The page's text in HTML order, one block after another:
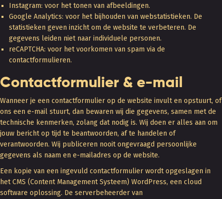
Instagram: voor het tonen van afbeeldingen.
Google Analytics: voor het bijhouden van webstatistieken. De
statistieken geven inzicht om de website te verbeteren. De
gegevens leiden niet naar individuele personen.
reCAPTCHA: voor het voorkomen van spam via de
contactformulieren.
Contactformulier & e-mail
Wanneer je een contactformulier op de website invult en opstuurt, of
ons een e-mail stuurt, dan bewaren wij die gegevens, samen met de
technische kenmerken, zolang dat nodig is. Wij doen er alles aan om
jouw bericht op tijd te beantwoorden, af te handelen of
verantwoorden. Wij publiceren nooit ongevraagd persoonlijke
gegevens als naam en e-mailadres op de website.
Een kopie van een ingevuld contactformulier wordt opgeslagen in
het CMS (Content Management Systeem) WordPress, een cloud
software oplossing. De serverbeheerder van